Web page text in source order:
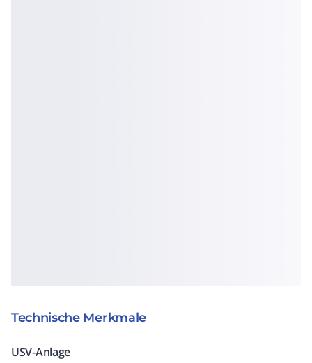
Technische Merkmale
USV-Anlage